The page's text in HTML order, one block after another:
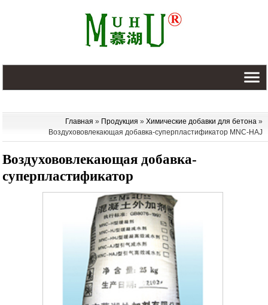
Главная » Продукция »Химические добавки для бетона »
Воздухововлекающая добавка-суперпластификатор MNC-HAJ
Воздухововлекающая добавка-
суперпластификатор